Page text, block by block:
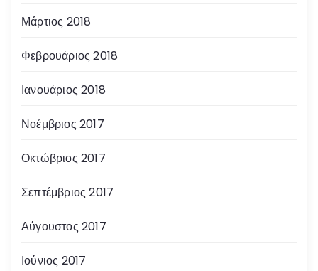
Μάρτιος 2018
Φεβρουάριος 2018
Ιανουάριος 2018
Νοέμβριος 2017
Οκτώβριος 2017
Σεπτέμβριος 2017
Αύγουστος 2017
Ιούνιος 2017